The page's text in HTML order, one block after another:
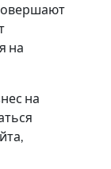
на
на